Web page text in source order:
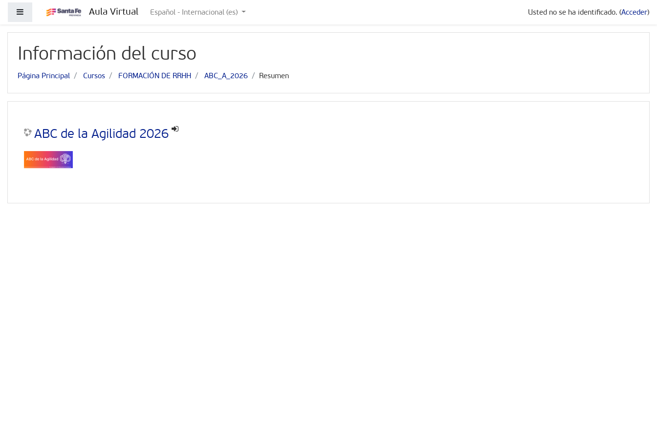
Panel lateral Aula Virtual Español - Internacional ‎(es)‎ Usted no se ha identificado. (Acceder)
Información del curso
Página Principal Cursos FORMACIÓN DE RRHH ABC_A_2026 Resumen
ABC de la Agilidad 2026